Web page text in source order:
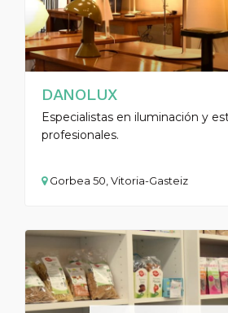
DANOLUX
Especialistas en iluminación y
profesionales.
Gorbea 50, Vitoria-Gasteiz